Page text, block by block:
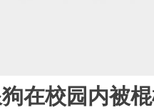
在校园内被